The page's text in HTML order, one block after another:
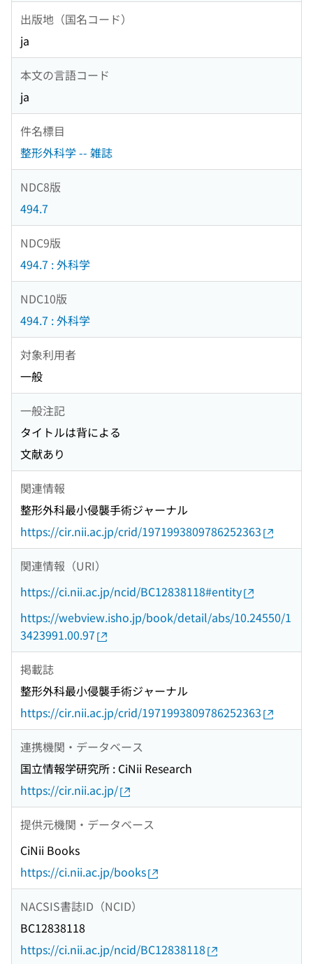
出版地（国名コード）
ja
本文の言語コード
ja
件名標目
整形外科学 -- 雑誌
NDC8版
494.7
NDC9版
494.7 : 外科学
NDC10版
494.7 : 外科学
対象利用者
一般
一般注記
タイトルは背による
文献あり
関連情報
整形外科最小侵襲手術ジャーナル
https://cir.nii.ac.jp/crid/1971993809786252363
関連情報（URI）
https://ci.nii.ac.jp/ncid/BC12838118#entity
https://webview.isho.jp/book/detail/abs/10.24550/1
3423991.00.97
掲載誌
整形外科最小侵襲手術ジャーナル
https://cir.nii.ac.jp/crid/1971993809786252363
連携機関・データベース
国立情報学研究所 : CiNii Research
https://cir.nii.ac.jp/
提供元機関・データベース
CiNii Books
https://ci.nii.ac.jp/books
NACSIS書誌ID（NCID）
BC12838118
https://ci.nii.ac.jp/ncid/BC12838118